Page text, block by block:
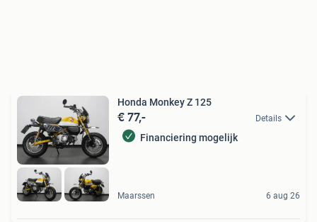
Honda Monkey Z 125
€ 77,- Details
Financiering mogelijk
Maarssen 6 aug 26